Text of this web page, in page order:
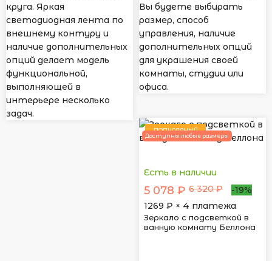
круга. Яркая
светодиодная лента по
внешнему контуру и
наличие дополнительных
опций делает модель
функциональной,
выполняющей в
интерьере несколько
задач.
Вы будете выбирать
размер, способ
управления, наличие
дополнительных опций
для украшения своей
комнаты, студии или
офиса.
ПОПУЛЯРНЫЙ
Доступны любые размеры
Есть в наличии
5 078 ₽ 6 320 ₽
-19%
1269 ₽ × 4 платежа
Зеркало с подсветкой в
ванную комнату Беллона